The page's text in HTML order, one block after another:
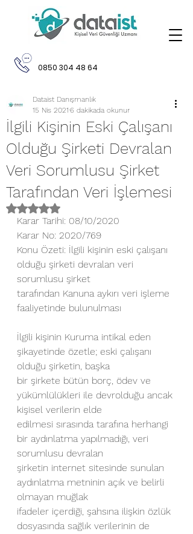
0850 304 48 64
İlgili Kişinin Eski Çalışanı
Olduğu Şirketi Devralan
Veri Sorumlusu Şirket
Tarafından Veri İşlemesi
Dataist Danışmanlık
15 Nis 2021 6 dakikada okunur
5 üzerinden NaN yıldız
Karar Tarihi: 08/10/2020
Karar No: 2020/769
Konu Özeti: İlgili kişinin eski çalışanı
olduğu şirketi devralan veri
sorumlusu şirket
tarafından Kanuna aykırı veri işleme
faaliyetinde bulunulması
İlgili kişinin Kuruma intikal eden
şikayetinde özetle; eski çalışanı
olduğu şirketin, başka
bir şirkete bütün borç, ödev ve
yükümlülükleri ile devrolduğu ancak
kişisel verilerin elde
edilmesi sırasında tarafına herhangi
bir aydınlatma yapılmadığı, veri
sorumlusu devralan
şirketin internet sitesinde sunulan
aydınlatma metninin açık ve belirli
olmayan muğlak
ifadeler içerdiği, şahsına ilişkin özlük
dosyasında sağlık verilerinin de